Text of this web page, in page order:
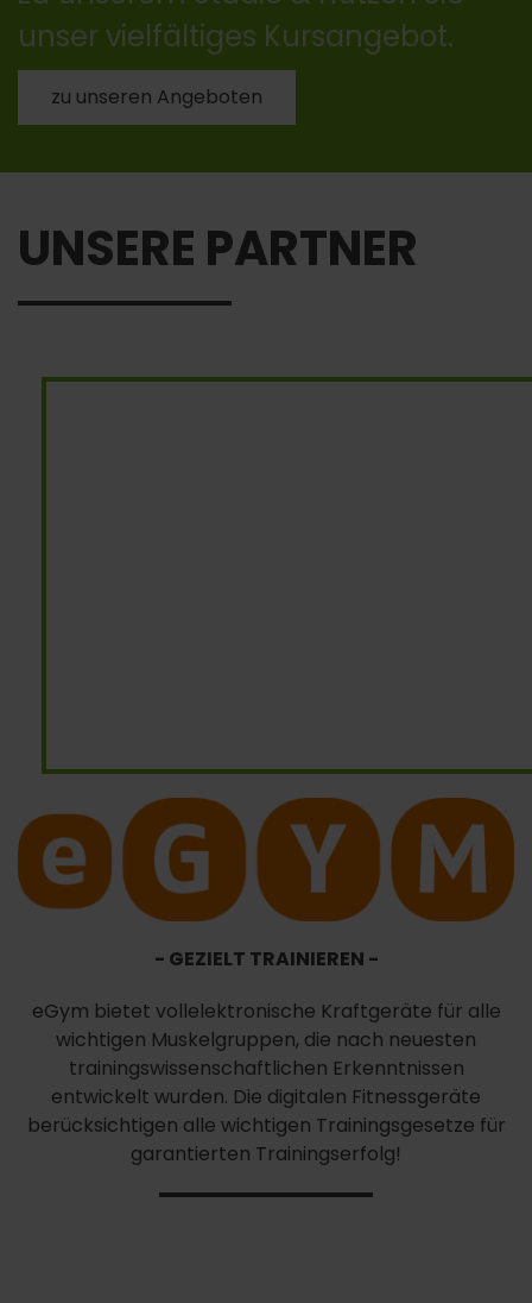
unser vielfältiges Kursangebot.
zu unseren Angeboten
UNSERE PARTNER
- GEZIELT TRAINIEREN -
eGym bietet vollelektronische Kraftgeräte für alle
wichtigen Muskel­gruppen, die nach neuesten
trainingswissenschaftlichen Erkenntnissen
entwickelt wurden. Die digitalen Fitnessgeräte
berücksichtigen alle wichtigen Trainingsgesetze für
garantierten Trainingserfolg!